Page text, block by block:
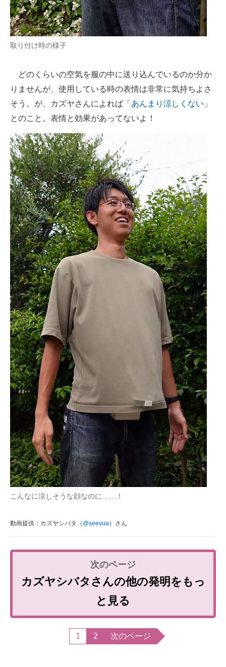
取り付け時の様子
どのくらいの空気を服の中に送り込んでいるのか分か
りませんが、使用している時の表情は非常に気持ちよさ
そう。が、カズヤさんによれば「 あんまり涼しくない 」
とのこと。表情と効果があってないよ！
こんなに涼しそうな顔なのに……！
動画提供：カズヤシバタ（ @seevua）さん
カズヤシバタさんの他の発明をもっ
と見る
1 2 次のページ